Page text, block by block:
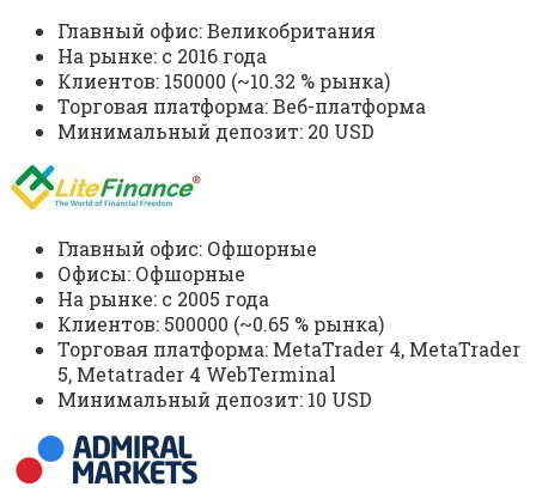
Главный офис: Великобритания
На рынке: c 2016 года
Клиентов: 150000 (~10.32 % рынка)
Торговая платформа: Веб-платформа
Минимальный депозит: 20 USD
Главный офис: Офшорные
Офисы: Офшорные
На рынке: c 2005 года
Клиентов: 500000 (~0.65 % рынка)
Торговая платформа: MetaTrader 4, MetaTrader
5, Metatrader 4 WebTerminal
Минимальный депозит: 10 USD